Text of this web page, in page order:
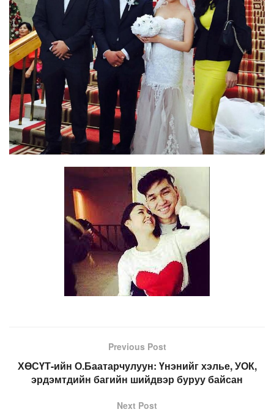
Previous Post
ХӨСҮТ-ийн О.Баатарчулуун: Үнэнийг хэлье, УОК,
эрдэмтдийн багийн шийдвэр буруу байсан
Next Post